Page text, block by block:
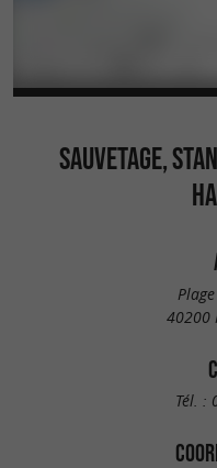
SAUVETAGE,
40200
Tél. :